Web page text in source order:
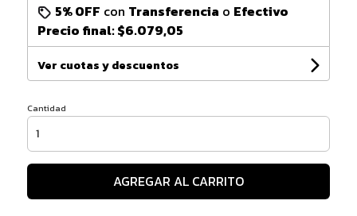
5% OFF con Transferencia o Efectivo
Precio final:$6.079,05
Ver cuotas y descuentos
Cantidad
AGREGAR AL CARRITO